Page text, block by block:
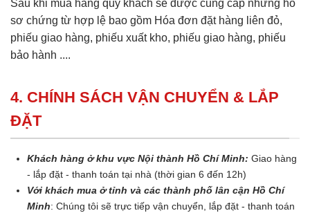
Sau khi mua hàng quý khách sẽ được cung cấp những hồ
sơ chứng từ hợp lệ bao gồm Hóa đơn đặt hàng liên đỏ,
phiếu giao hàng, phiếu xuất kho, phiếu giao hàng, phiếu
bảo hành ....
4. CHÍNH SÁCH VẬN CHUYỂN & LẮP
ĐẶT
Khách hàng ở khu vực Nội thành Hồ Chí Minh: Giao hàng
- lắp đặt - thanh toán tại nhà (thời gian 6 đến 12h)
Với khách mua ở tỉnh và các thành phố lân cận Hồ Chí
Minh: Chúng tôi sẽ trực tiếp vận chuyển, lắp đặt - thanh toán